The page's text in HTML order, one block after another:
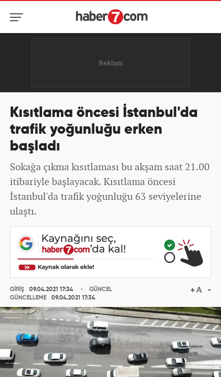
Kısıtlama öncesi İstanbul'da
trafik yoğunluğu erken
başladı
Sokağa çıkma kısıtlaması bu akşam saat 21.00
itibariyle başlayacak. Kısıtlama öncesi
İstanbul'da trafik yoğunluğu 63 seviyelerine
ulaştı.
GİRİŞ
09.04.2021 17:34
GÜNCELLEME
09.04.2021 17:34
GÜNCEL